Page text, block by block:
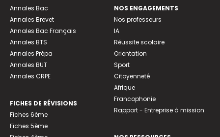
Annales Bac
Annales Brevet
Annales Bac Français
Annales BTS
Annales Prépa
Annales BUT
Annales CRPE
FICHES DE RÉVISIONS
Fiches 6ème
Fiches 5ème
NOS ENGAGEMENTS
Nos professeurs
IA
Réussite scolaire
Orientation
Sport
Citoyenneté
Afrique
Francophonie
Rapport - Entreprise à mission